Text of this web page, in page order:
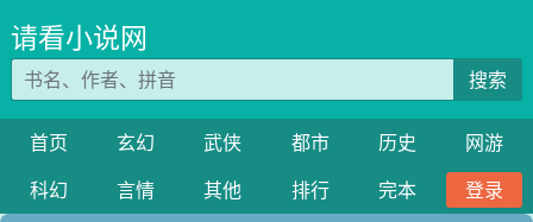
请看小说网
搜索
首页 玄幻 武侠 都市 历史
网游
科幻
言情 其他 排行 完本 登录